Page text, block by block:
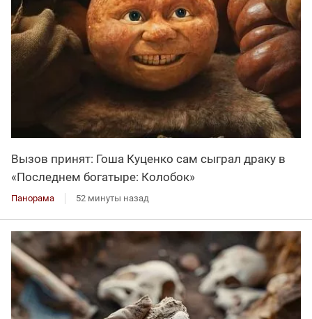
Вызов принят: Гоша Куценко сам сыграл драку в
«Последнем богатыре: Колобок»
Панорама 52 минуты назад